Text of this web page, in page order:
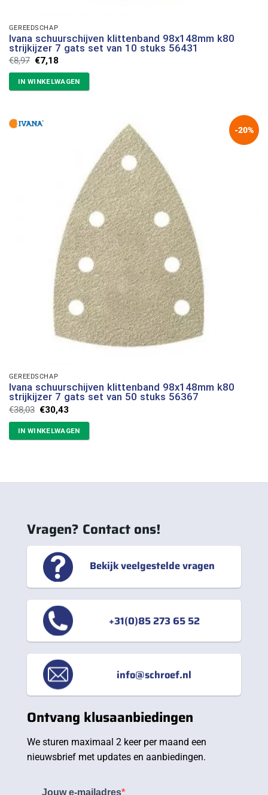
GEREEDSCHAP
Ivana schuurschijven klittenband 98x148mm k80
strijkijzer 7 gats set van 10 stuks 56431
€8,97 Oorspronkelijke
was:
€8,97.
€7,18Huidige
is:
€7,18.
IN WINKELWAGEN
-20%
GEREEDSCHAP
Ivana schuurschijven klittenband 98x148mm k80
strijkijzer 7 gats set van 50 stuks 56367
€38,03 Oorspronkelijke
prijs
was:
€38,03.
€30,43Huidige
is:
€30,43.
IN WINKELWAGEN
Vragen? Contact ons!
Bekijk veelgestelde vragen
+31(0)85 273 65 52
info@schroef.nl
Ontvang klusaanbiedingen
We sturen maximaal 2 keer per maand een
nieuwsbrief met updates en aanbiedingen.
Jouw e-mailadres